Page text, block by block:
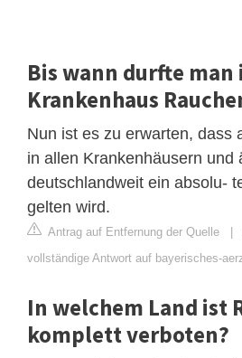
Bis wann durfte man
Krankenhaus
Nun ist es zu erwarten, dass
in allen Krankenhäusern und
deutschlandweit ein absolu-
gelten wird.
Antrag auf Entfernung der Quelle |
vollständige Antwort auf bayerisches-
In welchem Land ist
komplett verboten?